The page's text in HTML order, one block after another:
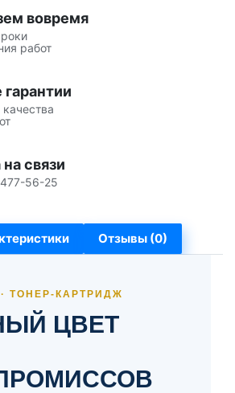
вовремя
работ
качества
связи
56-25
Отзывы (0)
· ТОНЕР-КАРТРИДЖ
ЦВЕТ